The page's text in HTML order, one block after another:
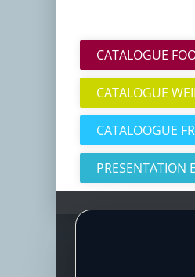
CATALOGUE
CATALOGUE
CATALOOGUE
PRESENTATION